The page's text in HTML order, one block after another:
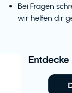
Bei Fragen
wir helfen dir